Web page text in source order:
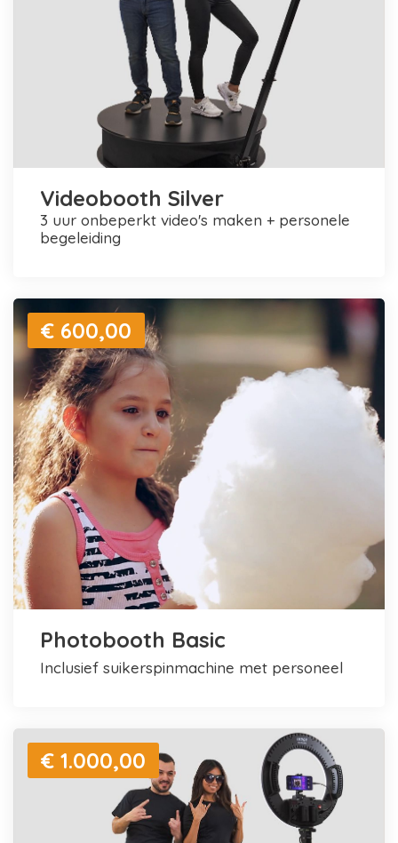
Videobooth Silver
3 uur onbeperkt video's maken + personele
begeleiding
€ 600,00
Photobooth Basic
inclusief suikerspinmachine met personeel
€ 1.000,00